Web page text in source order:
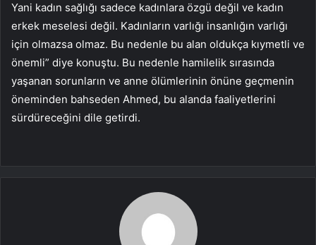
Yani kadın sağlığı sadece kadınlara özgü değil ve kadın
erkek meselesi değil. Kadınların varlığı insanlığın varlığı
için olmazsa olmaz. Bu nedenle bu alan oldukça kıymetli ve
önemli” diye konuştu. Bu nedenle hamilelik sırasında
yaşanan sorunların ve anne ölümlerinin önüne geçmenin
öneminden bahseden Ahmed, bu alanda faaliyetlerini
sürdüreceğini dile getirdi.